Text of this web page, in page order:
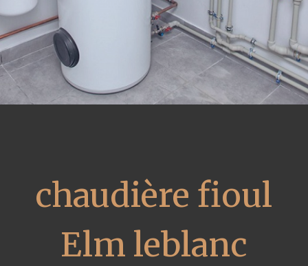
chaudière fioul
Elm leblanc